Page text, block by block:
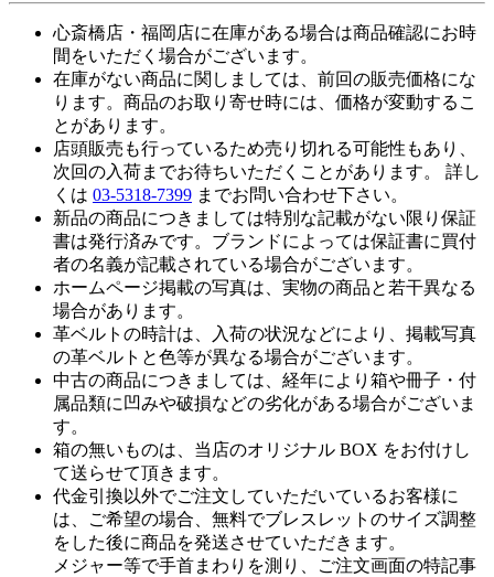
心斎橋店・福岡店に在庫がある場合は商品確認にお時
間をいただく場合がございます。
在庫がない商品に関しましては、前回の販売価格にな
ります。商品のお取り寄せ時には、価格が変動するこ
とがあります。
店頭販売も行っているため売り切れる可能性もあり、
次回の入荷までお待ちいただくことがあります。 詳し
くは 03-5318-7399 までお問い合わせ下さい。
新品の商品につきましては特別な記載がない限り保証
書は発行済みです。ブランドによっては保証書に買付
者の名義が記載されている場合がございます。
ホームページ掲載の写真は、実物の商品と若干異なる
場合があります。
革ベルトの時計は、入荷の状況などにより、掲載写真
の革ベルトと色等が異なる場合がございます。
中古の商品につきましては、経年により箱や冊子・付
属品類に凹みや破損などの劣化がある場合がございま
す。
箱の無いものは、当店のオリジナル BOX をお付けし
て送らせて頂きます。
代金引換以外でご注文していただいているお客様に
は、ご希望の場合、無料でブレスレットのサイズ調整
をした後に商品を発送させていただきます。
メジャー等で手首まわりを測り、ご注文画面の特記事